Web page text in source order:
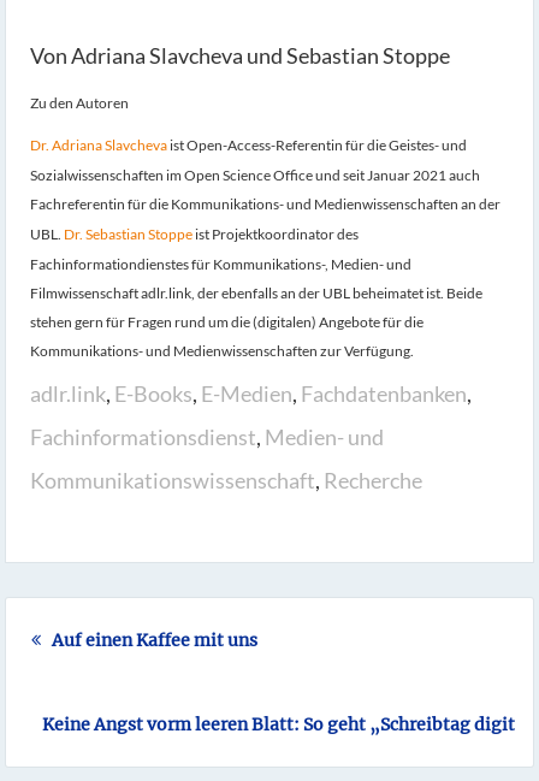
Von Adriana Slavcheva und Sebastian Stoppe
Zu den Autoren
Dr. Adriana Slavcheva ist Open-Access-Referentin für die Geistes- und
Sozialwissenschaften im Open Science Office und seit Januar 2021 auch
Fachreferentin für die Kommunikations- und Medienwissenschaften an der
UBL. Dr. Sebastian Stoppe ist Projektkoordinator des
Fachinformationdienstes für Kommunikations-, Medien- und
Filmwissenschaft adlr.link, der ebenfalls an der UBL beheimatet ist. Beide
stehen gern für Fragen rund um die (digitalen) Angebote für die
Kommunikations- und Medienwissenschaften zur Verfügung.
adlr.link, E-Books, E-Medien, Fachdatenbanken,
Fachinformationsdienst, Medien- und
Kommunikationswissenschaft, Recherche
Auf einen Kaffee mit uns
Keine Angst vorm leeren Blatt: So geht „Schreibtag